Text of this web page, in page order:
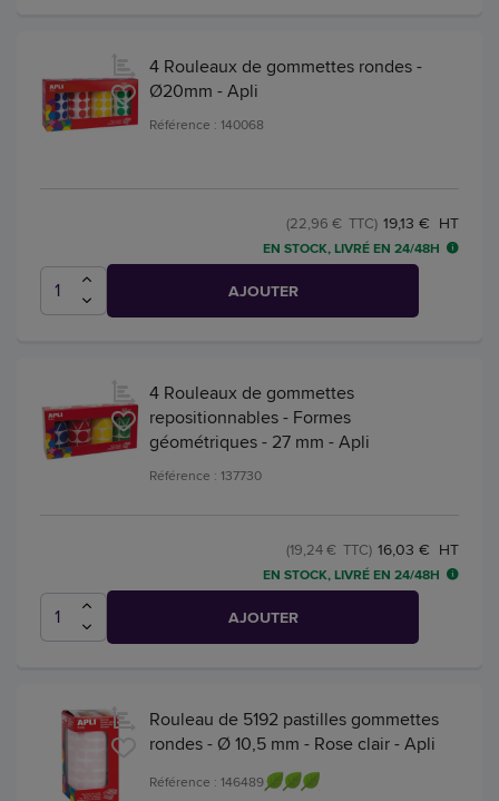
4 Rouleaux de gommettes rondes -
Ø20mm - Apli
Référence : 140068
19,13 € HT
(22,96 € TTC)
EN STOCK, LIVRÉ EN 24/48H
AJOUTER
4 Rouleaux de gommettes
repositionnables - Formes
géométriques - 27 mm - Apli
Référence : 137730
16,03 € HT
(19,24 € TTC)
EN STOCK, LIVRÉ EN 24/48H
AJOUTER
Rouleau de 5192 pastilles gommettes
rondes - Ø 10,5 mm - Rose clair - Apli
Référence : 146489